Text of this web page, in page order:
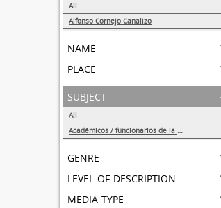
All
Alfonso Cornejo Canalizo
name
place
subject
All
Académicos / funcionarios de la Universidad
genre
level of description
media type